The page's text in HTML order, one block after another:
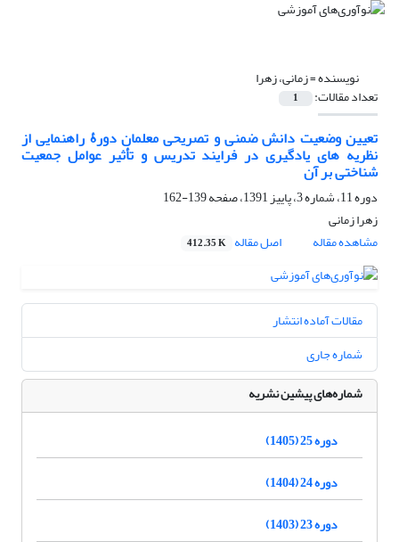
نویسنده =زمانی، زهرا
تعداد مقالات: 1
تعیین وضعیت دانش ضمنی و تصریحی معلمان دورۀ راهنمایی از
نظریه های یادگیری در فرایند تدریس و تأثیر عوامل جمعیت
شناختی بر آن
دوره 11، شماره 3، پاییز 1391، صفحه
139-162
زهرا زمانی
مشاهده مقاله
اصل مقاله 412.35 K
مقالات آماده انتشار
شماره جاری
شماره‌های پیشین نشریه
دوره 25 (1405)
دوره 24 (1404)
دوره 23 (1403)